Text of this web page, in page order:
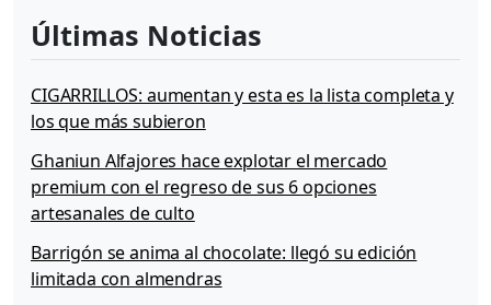
Últimas Noticias
CIGARRILLOS: aumentan y esta es la lista completa y
los que más subieron
Ghaniun Alfajores hace explotar el mercado
premium con el regreso de sus 6 opciones
artesanales de culto
Barrigón se anima al chocolate: llegó su edición
limitada con almendras